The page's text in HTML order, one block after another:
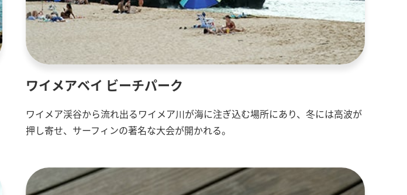
ワイメアベイ ビーチパーク
ワイメア渓谷から流れ出るワイメア川が海に注ぎ込む場所にあり、冬には高波が
押し寄せ、サーフィンの著名な大会が開かれる。